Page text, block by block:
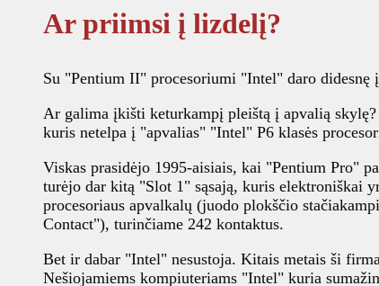
Ar priimsi į lizdelį?
Su "Pentium II" procesoriumi "Intel" daro
Ar galima įkišti keturkampį pleištą į apvalią
kuris netelpa į "apvalias" "Intel" P6 klasės
Viskas prasidėjo 1995-aisiais, kai "Pentium Pro"
turėjo dar kitą "Slot 1" sąsają, kuris elektroniškai
procesoriaus apvalkalų (juodo plokščio
Contact"), turinčiame 242 kontaktus.
Bet ir dabar "Intel" nesustoja. Kitais metais ši
Nešiojamiems kompiuteriams "Intel" kuria